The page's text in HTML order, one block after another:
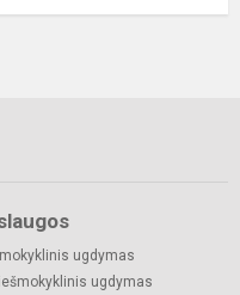
ugdymas
ugdymas